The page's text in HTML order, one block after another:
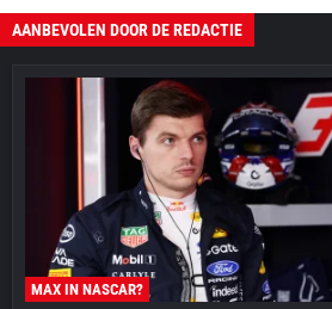
AANBEVOLEN DOOR DE REDACTIE
MAX IN NASCAR?